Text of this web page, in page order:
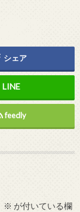
シェア
feedly
※ が付いている欄